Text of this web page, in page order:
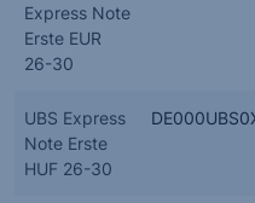
Express Note
Erste EUR
26-30
UBS Express
Note Erste
HUF 26-30